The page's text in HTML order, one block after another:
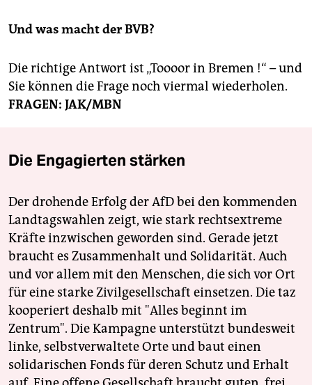
Und was macht der BVB?
Die richtige Antwort ist „Toooor in Bremen !“ – und
Sie können die Frage noch viermal wiederholen.
FRAGEN: JAK/MBN
Die Engagierten stärken
Der drohende Erfolg der AfD bei den kommenden
Landtagswahlen zeigt, wie stark rechtsextreme
Kräfte inzwischen geworden sind. Gerade jetzt
braucht es Zusammenhalt und Solidarität. Auch
und vor allem mit den Menschen, die sich vor Ort
für eine starke Zivilgesellschaft einsetzen. Die taz
kooperiert deshalb mit "Alles beginnt im
Zentrum". Die Kampagne unterstützt bundesweit
linke, selbstverwaltete Orte und baut einen
solidarischen Fonds für deren Schutz und Erhalt